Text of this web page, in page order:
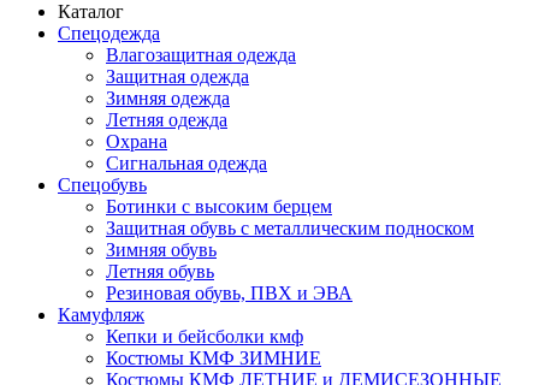
Каталог
Спецодежда
Влагозащитная одежда
Защитная одежда
Зимняя одежда
Летняя одежда
Охрана
Сигнальная одежда
Спецобувь
Ботинки с высоким берцем
Защитная обувь с металлическим подноском
Зимняя обувь
Летняя обувь
Резиновая обувь, ПВХ и ЭВА
Камуфляж
Кепки и бейсболки кмф
Костюмы КМФ ЗИМНИЕ
Костюмы КМФ ЛЕТНИЕ и ДЕМИСЕЗОННЫЕ